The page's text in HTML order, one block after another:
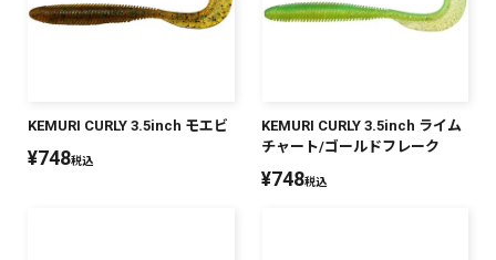
KEMURI CURLY 3.5inch モエビ
¥748税込
KEMURI CURLY 3.5inch ライム
チャート/ゴールドフレーク
¥748税込